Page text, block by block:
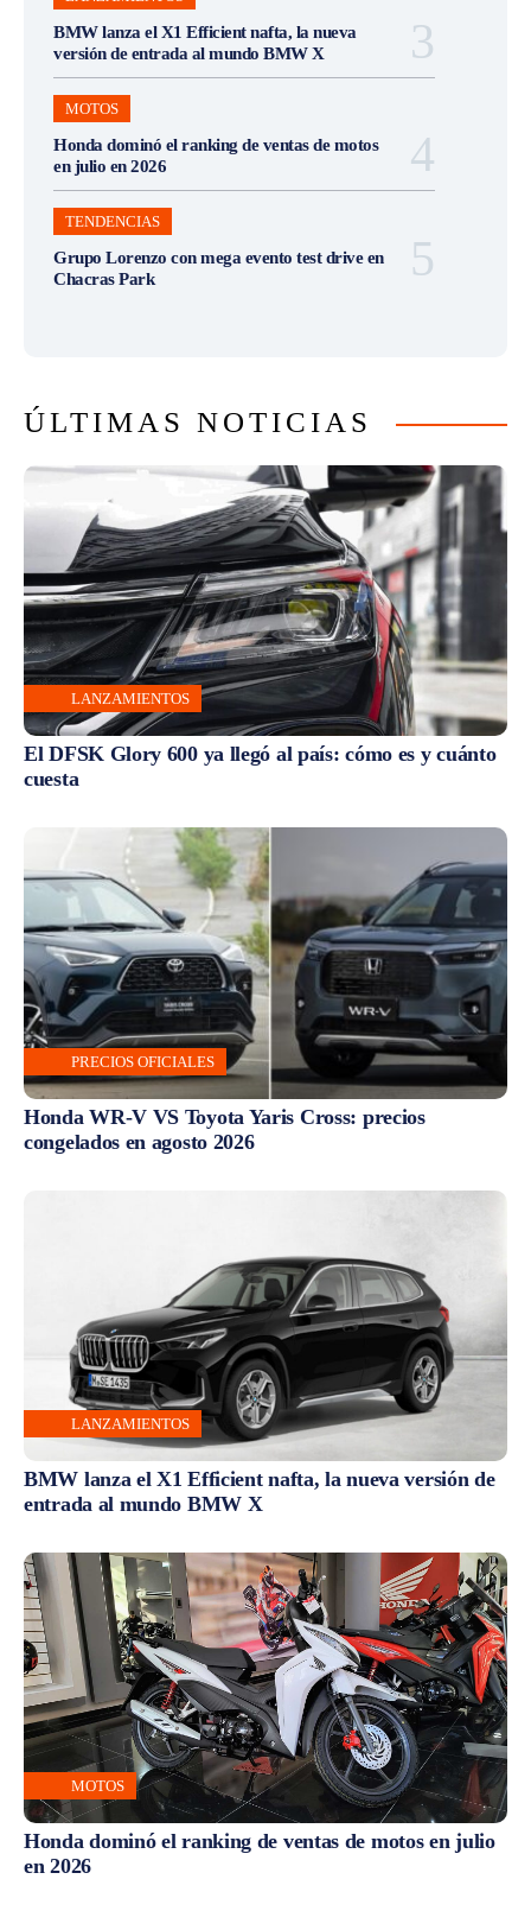
BMW lanza el X1 Efficient nafta, la nueva
versión de entrada al mundo BMW X
MOTOS
Honda dominó el ranking de ventas de motos
en julio en 2026
TENDENCIAS
Grupo Lorenzo con mega evento test drive en
Chacras Park
ÚLTIMAS NOTICIAS
LANZAMIENTOS
El DFSK Glory 600 ya llegó al país: cómo es y cuánto
cuesta
PRECIOS OFICIALES
Honda WR-V VS Toyota Yaris Cross: precios
congelados en agosto 2026
LANZAMIENTOS
BMW lanza el X1 Efficient nafta, la nueva versión de
entrada al mundo BMW X
MOTOS
Honda dominó el ranking de ventas de motos en julio
en 2026